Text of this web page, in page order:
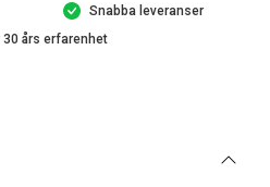
Snabba leveranser
30 års erfarenhet